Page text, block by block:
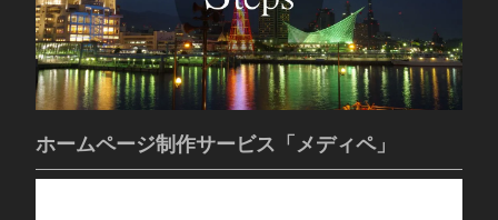
ホームページ制作サービス「メディペ」